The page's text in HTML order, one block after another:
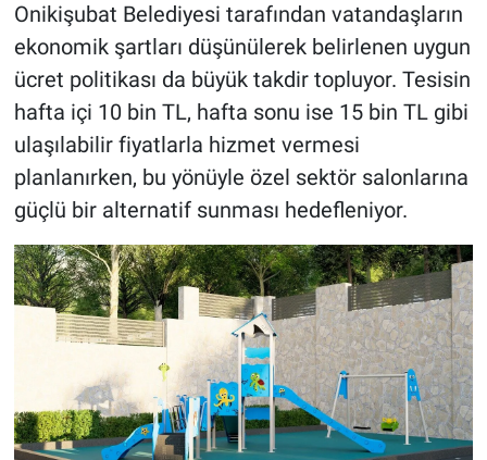
Onikişubat Belediyesi tarafından vatandaşların
ekonomik şartları düşünülerek belirlenen uygun
ücret politikası da büyük takdir topluyor. Tesisin
hafta içi 10 bin TL, hafta sonu ise 15 bin TL gibi
ulaşılabilir fiyatlarla hizmet vermesi
planlanırken, bu yönüyle özel sektör salonlarına
güçlü bir alternatif sunması hedefleniyor.